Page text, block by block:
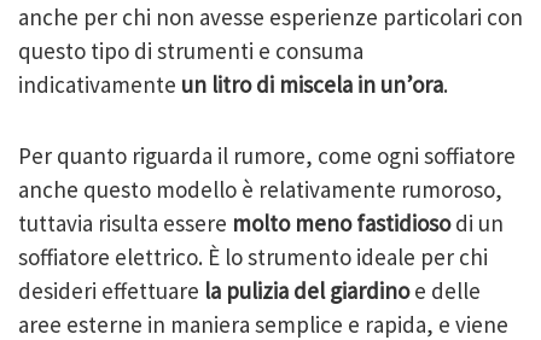
anche per chi non avesse esperienze particolari con
questo tipo di strumenti e consuma
indicativamente un litro di miscela in un’ora.
Per quanto riguarda il rumore, come ogni soffiatore
anche questo modello è relativamente rumoroso,
tuttavia risulta essere molto meno fastidiosodi un
soffiatore elettrico. È lo strumento ideale per chi
desideri effettuare la pulizia del giardinoe delle
aree esterne in maniera semplice e rapida, e viene